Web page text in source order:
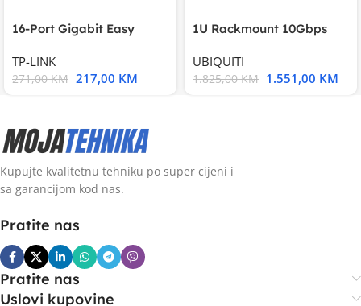
16-Port Gigabit Easy
TP-LINK
271,00KM 217,00 KM
1U Rackmount 10Gbps
UBIQUITI
1.825,00KM 1.551,00 KM
Kupujte kvalitetnu tehniku po super cijeni i
sa garancijom kod nas.
Pratite nas
Pratite nas
Uslovi kupovine